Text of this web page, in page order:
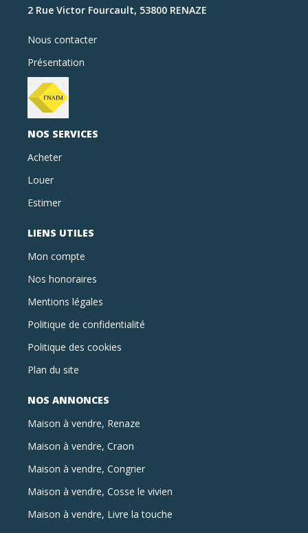
2 Rue Victor Fourcault, 53800 RENAZE
Nous contacter
Présentation
NOS SERVICES
Acheter
Louer
Estimer
LIENS UTILES
Mon compte
Nos honoraires
Mentions légales
Politique de confidentialité
Politique des cookies
Plan du site
NOS ANNONCES
Maison à vendre, Renaze
Maison à vendre, Craon
Maison à vendre, Congrier
Maison à vendre, Cosse le vivien
Maison à vendre, Livre la touche